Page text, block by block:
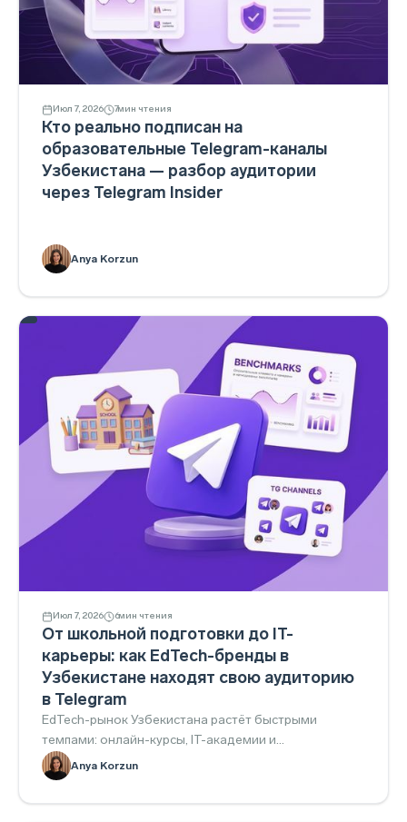
Июл 7, 2026 7мин чтения
Кто реально подписан на
образовательные Telegram-каналы
Узбекистана — разбор аудитории
через Telegram Insider
Anya Korzun
Июл 7, 2026 6мин чтения
От школьной подготовки до IT-
карьеры: как EdTech-бренды в
Узбекистане находят свою аудиторию
в Telegram
EdTech-рынок Узбекистана растёт быстрыми
темпами: онлайн-курсы, IT-академии и
образовательные платформы активно конкурируют
за внимание аудитории.
Anya Korzun